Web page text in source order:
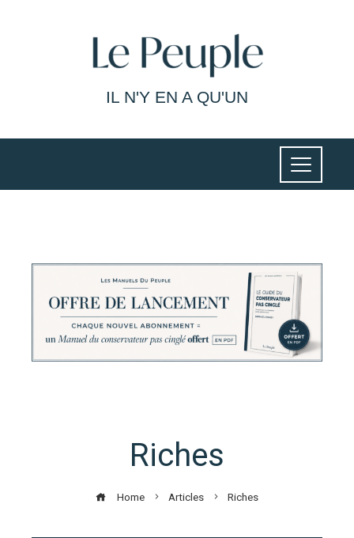
IL N'Y EN A QU'UN
Riches
Home Articles Riches